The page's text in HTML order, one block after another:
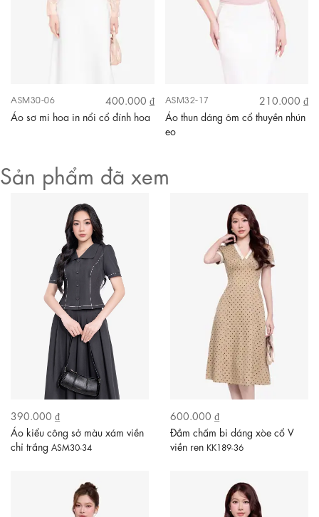
ASM30-06
400.000 ₫
Áo sơ mi hoa in nổi cổ đính hoa
ASM32-17
210.000 ₫
Áo thun dáng ôm cổ thuyền nhún
eo
Sản phẩm đã xem
390.000 ₫
Áo kiểu công sở màu xám viền
chỉ trắng ASM30-34
600.000 ₫
Đầm chấm bi dáng xòe cổ V
viền ren KK189-36